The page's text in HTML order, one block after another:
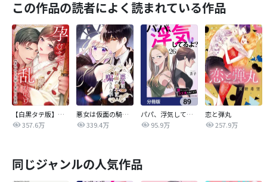
この作品の読者によく読まれている作品
【白黒タテ版】孕むまで乱れいけ～身代わり花嫁と軍服の猛愛
357.6万
悪女は仮面の騎士に騙されない
339.4万
パパ、浮気してるよ？娘と二人でクズ夫を捨てます【分冊版】
95.9万
恋と弾丸
257.9万
同じジャンルの人気作品